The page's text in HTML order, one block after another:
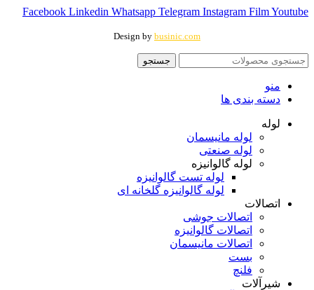
Facebook Linkedin Whatsapp Telegram Instagram FilmYoutube
Design by businic.com
جستجو
منو
دسته بندی ها
لوله
لوله مانیسمان
لوله صنعتی
لوله گالوانیزه
لوله تست گالوانیزه
لوله گالوانیزه گلخانه ای
اتصالات
اتصالات جوشی
اتصالات گالوانیزه
اتصالات مانیسمان
بست
فلنچ
شیرآلات